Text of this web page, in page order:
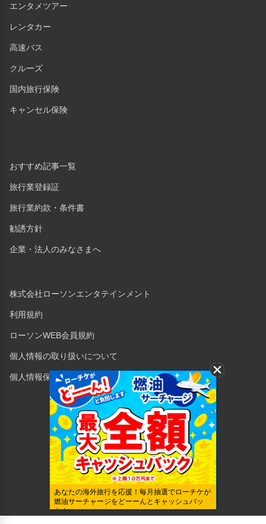
エンタメツアー
レンタカー
高速バス
クルーズ
国内旅行保険
キャンセル保険
おすすめ記事一覧
旅行業登録証
旅行業約款・条件書
勧誘方針
企業・法人のみなさまへ
株式会社ローソンエンタテインメント
利用規約
ローソンWEB会員規約
個人情報の取り扱いについて
個人情報保護方針
Copyright © 1998 Lawson Entertainment, Inc.
あなたの海外旅行を応援！毎月抽選でローチケが
燃油サーチャージをどーーんとキャッシュバッ
ク！